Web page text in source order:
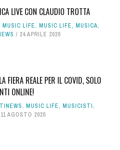
LIVE CON CLAUDIO TROTTA
LIFE, MUSIC LIFE, MUSICA,
24 APRILE 2020
FIERA REALE PER IL COVID, SOLO
ONLINE!
, MUSIC LIFE, MUSICISTI,
11 AGOSTO 2020